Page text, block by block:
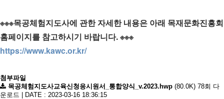
※※※목공체험지도사에 관한 자세한 내용은 아래 목재문화진흥회
홈페이지를 참고하시기 바랍니다. ※※※
https://www.kawc.or.kr/
첨부파일
목공체험지도사교육신청응시원서_통합양식_v.2023.hwp (80.0K) 78회 다
운로드
DATE : 2023-03-16 18:36:15